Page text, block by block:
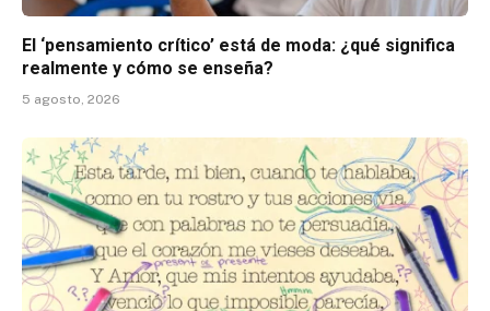
El ‘pensamiento crítico’ está de moda: ¿qué significa
realmente y cómo se enseña?
5 agosto, 2026